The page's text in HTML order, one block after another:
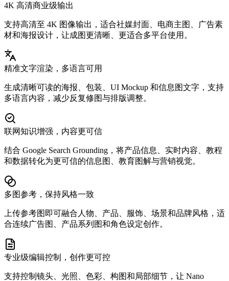
4K 高清商业级输出
支持高清至 4K 图像输出，适合社媒封面、电商主图、广告素
材和海报设计，让成图更清晰、更适合多平台使用。
精准文字渲染，多语言可用
生成清晰可读的海报、包装、UI Mockup 和信息图文字，支持
多语言内容，减少反复修图与排版调整。
联网知识增强，内容更可信
结合 Google Search Grounding，将产品信息、实时内容、教程
和数据转化为更可信的信息图、教育图解与营销视觉。
多图参考，保持风格一致
上传参考图即可融合人物、产品、服饰、场景和品牌风格，适
合连续广告图、产品系列图和角色设定创作。
专业级编辑控制，创作更可控
支持控制镜头、光照、色彩、构图和局部细节，让 Nano